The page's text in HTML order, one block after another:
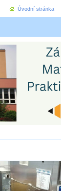
Úvodní stránka